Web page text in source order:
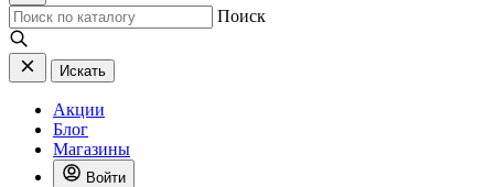
Поиск
Искать
Акции
Блог
Магазины
Войти